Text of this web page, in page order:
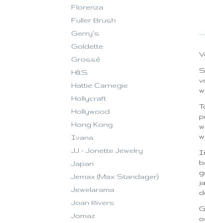
Florenza
Fuller Brush
Gerry's
Goldette
Grossé
H&S
Hattie Carnegie
Hollycraft
Hollywood
Hong Kong
Ivana
JJ - Jonette Jewelry
Japan
Jemax (Max Standager)
Jewelarama
Joan Rivers
Jomaz